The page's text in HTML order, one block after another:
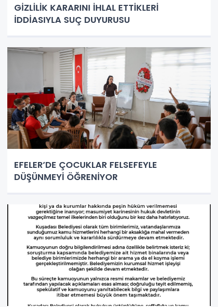
GİZLİLİK KARARINI İHLAL ETTİKLERİ
İDDİASIYLA SUÇ DUYURUSU
EFELER’DE ÇOCUKLAR FELSEFEYLE
DÜŞÜNMEYİ ÖĞRENİYOR